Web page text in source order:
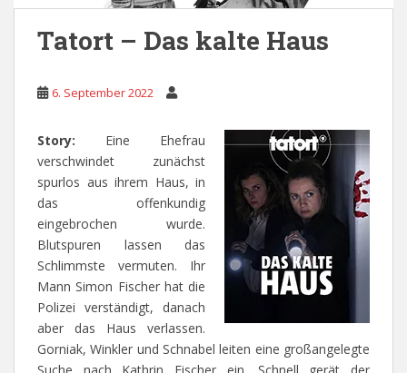
Tatort – Das kalte Haus
6. September 2022
Story: Eine Ehefrau
verschwindet zunächst
spurlos aus ihrem Haus, in
das offenkundig
eingebrochen wurde.
Blutspuren lassen das
Schlimmste vermuten. Ihr
Mann Simon Fischer hat die
Polizei verständigt, danach
aber das Haus verlassen.
Gorniak, Winkler und Schnabel leiten eine großangelegte